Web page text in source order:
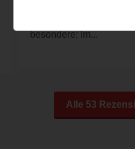
Dieses Buch hat mich
intensiv mitgenommen
besondere: Im...
Alle 53